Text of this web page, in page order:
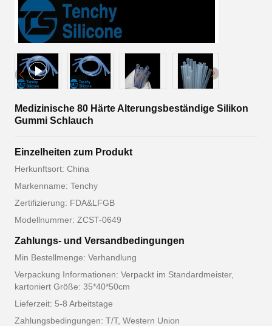
Medizinische 80 Härte Alterungsbeständige Silikon
Gummi Schlauch
Einzelheiten zum Produkt
Herkunftsort: China
Markenname: Tenchy
Zertifizierung: FDA&LFGB
Modellnummer: ZCST-0649
Zahlungs- und Versandbedingungen
Min Bestellmenge: Verhandlung
Verpackung Informationen: Verpackt im Standardmeister,
kartoniert Größe: 35*40*50cm
Lieferzeit: 5-8 Arbeitstage
Zahlungsbedingungen: T/T, Western Union